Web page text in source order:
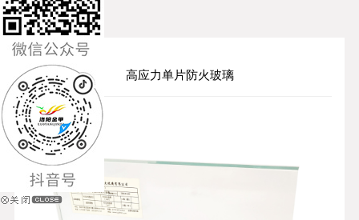
高应力单片防火玻璃